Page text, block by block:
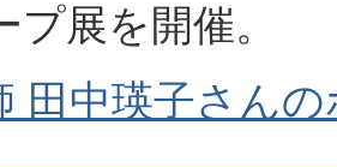
プ展を開催。
田中瑛子さん